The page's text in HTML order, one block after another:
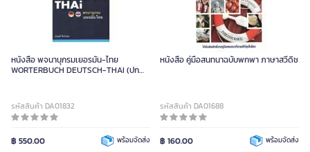
หนังสือ พจนานุกรมเยอรมัน-ไทย
WORTERBUCH DEUTSCH-THAI (ปก
รหัสสินค้า DA01832
฿ 550.00 พร้อมจัดส่ง
หนังสือ คู่มือสนทนาฉบับพกพา ภาษาสวีดิช
รหัสสินค้า DA01688
฿ 160.00 พร้อมจัดส่ง